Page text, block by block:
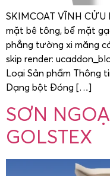
SKIMCOAT VĨNH
mặt bê tông, bể mặt
phẳng tường xi măng
skip render:
Loại Sản phẩm Thông
Dạng bột Đóng […]
SƠN
GOLSTEX